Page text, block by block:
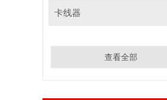
卡线器
查看全部